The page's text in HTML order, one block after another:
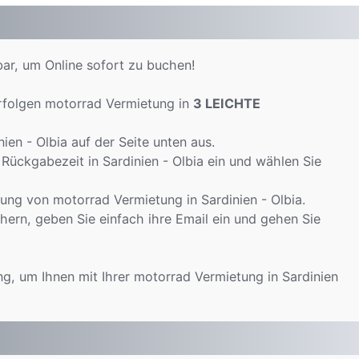
um Online sofort zu buchen!
motorrad Vermietung in 3 LEICHTE
- Olbia auf der Seite unten aus.
in Sardinien - Olbia ein und wählen Sie
von motorrad Vermietung in Sardinien - Olbia.
geben Sie einfach ihre Email ein und gehen Sie
um Ihnen mit Ihrer motorrad Vermietung in Sardinien